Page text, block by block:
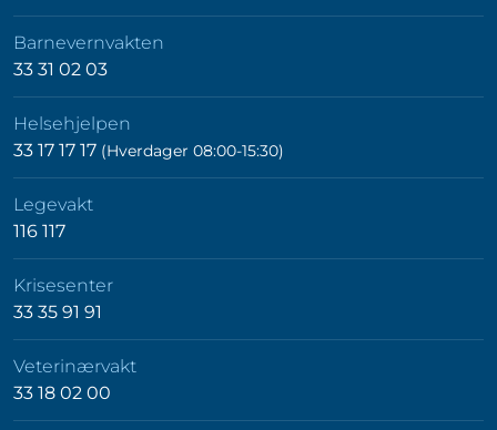
Barnevernvakten
33 31 02 03
Helsehjelpen
33 17 17 17 (Hverdager 08:00-15:30)
Legevakt
116 117
Krisesenter
33 35 91 91
Veterinærvakt
33 18 02 00